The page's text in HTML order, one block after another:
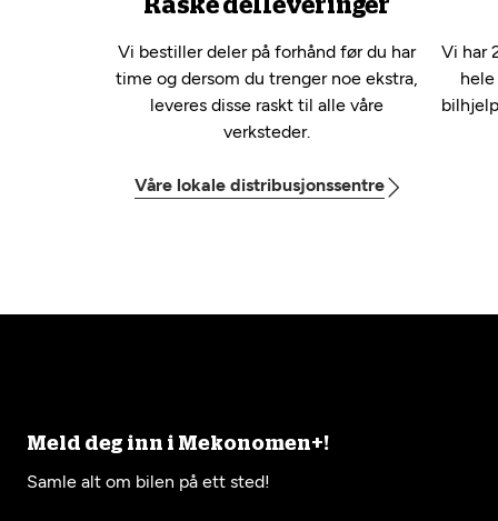
Raske delleveringer
Vi bestiller deler på forhånd før du har
time og dersom du trenger noe ekstra,
leveres disse raskt til alle våre
verksteder.
Våre lokale distribusjonssentre
Vi har
Meld deg inn i Mekonomen+!
Samle alt om bilen på ett sted!